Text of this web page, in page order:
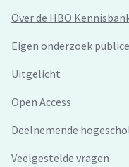
Over de HBO
Eigen onderzoek
Uitgelicht
Open Access
Deelnemende
Veelgestelde vragen